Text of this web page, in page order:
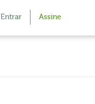
Entrar Assine